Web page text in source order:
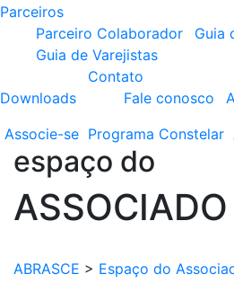
Parceiros
Parceiro Colaborador
Guia
Guia de Varejistas
Downloads
Contato
Fale conosco
Associe-se Programa Constelar
espaço do
ASSOCIADO
ABRASCE > Espaço do